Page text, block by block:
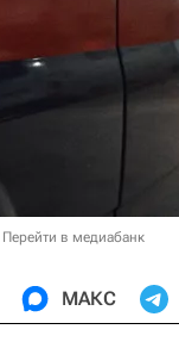
Перейти в медиабанк
МАКС